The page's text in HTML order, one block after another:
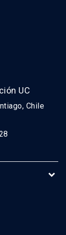
UC
Chile